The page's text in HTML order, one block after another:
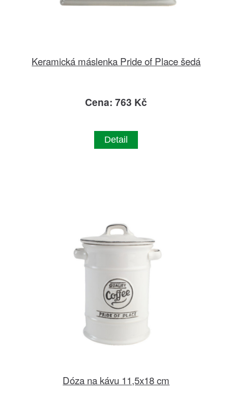
Keramická máslenka Pride of Place šedá
Cena: 763 Kč
Detail
Dóza na kávu 11,5x18 cm